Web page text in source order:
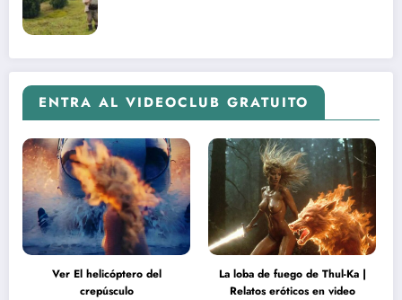
ENTRA AL VIDEOCLUB GRATUITO
Ver El helicóptero del
crepúsculo
La loba de fuego de Thul-Ka |
Relatos eróticos en video